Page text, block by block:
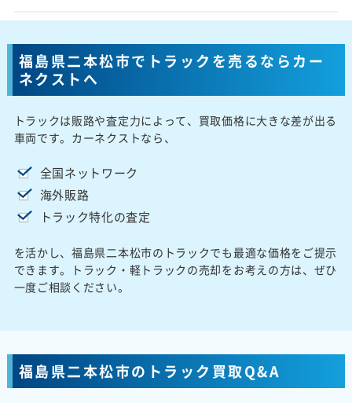
福島県二本松市でトラックを売るならカー
ネクストへ
トラックは販路や査定力によって、買取価格に大きな差が出る
車両です。カーネクストなら、
全国ネットワーク
海外販路
トラック特化の査定
を活かし、福島県二本松市のトラックでも最適な価格をご提示
できます。トラック・軽トラックの売却をお考えの方は、ぜひ
一度ご相談ください。
福島県二本松市のトラック買取Q&A